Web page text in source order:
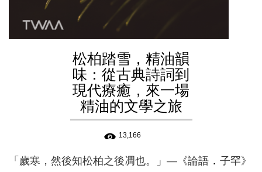
松柏踏雪，精油韻
味：從古典詩詞到
現代療癒，來一場
精油的文學之旅
13,166
「歲寒，然後知松柏之後凋也。」—《論語 ． 子罕》